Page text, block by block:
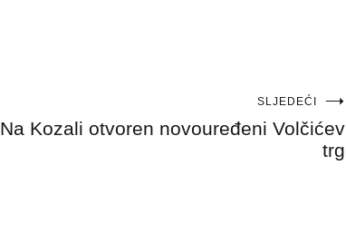
SLJEDEĆI
Na Kozali otvoren novouređeni Volčićev
trg